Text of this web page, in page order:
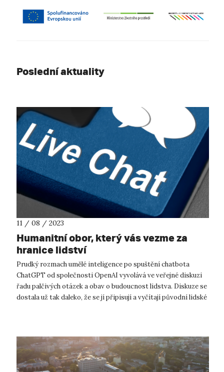
Poslední aktuality
11 / 08 / 2023
Humanitní obor, který vás vezme za
hranice lidství
Prudký rozmach umělé inteligence po spuštění chatbota
ChatGPT od společnosti OpenAI vyvolává ve veřejné diskuzi
řadu palčivých otázek a obav o budoucnost lidstva. Diskuze se
dostala už tak daleko, že se jí připisují a vyčítají původní lidské